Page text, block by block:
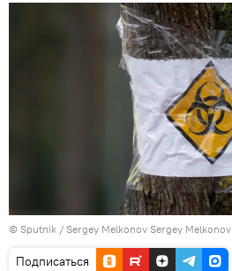
© Sputnik / Sergey Melkonov Sergey Melkonov
Подписаться